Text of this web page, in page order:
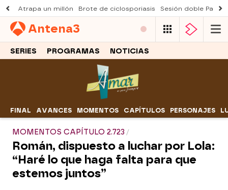
Atrapa un millón Brote de ciclosporiasis Sesión doble
Antena3
SERIES PROGRAMAS NOTICIAS
FINAL AVANCES MOMENTOS CAPÍTULOS PERSONAJES
MOMENTOS CAPÍTULO 2.723
Román, dispuesto a luchar por Lola:
“Haré lo que haga falta para que
estemos juntos”